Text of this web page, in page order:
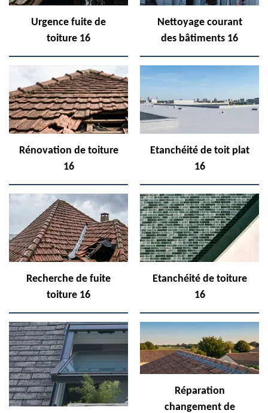
Urgence fuite de
toiture 16
Nettoyage courant
des bâtiments 16
Rénovation de toiture
16
Etanchéité de toit plat
16
Recherche de fuite
toiture 16
Etanchéité de toiture
16
Réparation
changement de